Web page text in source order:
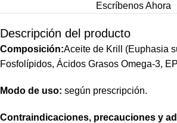
Escríbenos Ahora
Descripción del producto
Composición:Aceite de Krill (Euphasia
Fosfolípidos, Ácidos Grasos Omega-3,
Modo de uso: según prescripción.
Contraindicaciones, precauciones y